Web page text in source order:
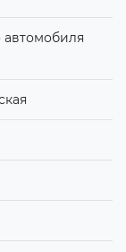
автомобиля